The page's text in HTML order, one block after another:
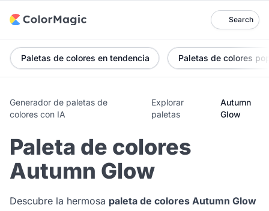
Search
Paletas de colores en tendencia Paletas de colores
Generador de paletas de
colores con IA
Explorar
paletas
Autumn
Glow
Paleta de colores
Autumn Glow
Descubre la hermosa paleta de colores Autumn Glow